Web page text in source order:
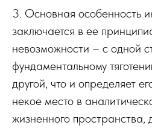
3. Основная особенность
заключается в ее
невозможности – с одной
фундаментальному
другой, что и определяет
некое место в
жизненного пространства,